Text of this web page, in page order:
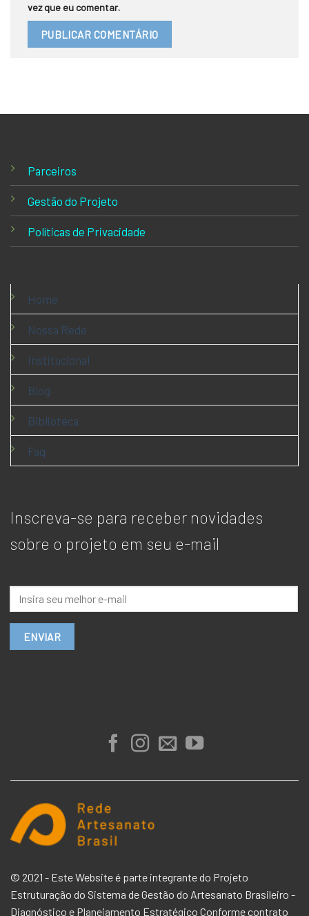
vez que eu comentar.
Parceiros
Gestão do Projeto
Políticas de Privacidade
Home
Nossa Rede
Institucional
Blog
Biblioteca
Faq
Inscreva-se para receber novidades
sobre o projeto em seu e-mail
© 2021 - Este Website é parte integrante do Projeto
Estruturação do Sistema de Gestão do Artesanato Brasileiro -
Diagnóstico e Planejamento Estratégico Conforme contrato